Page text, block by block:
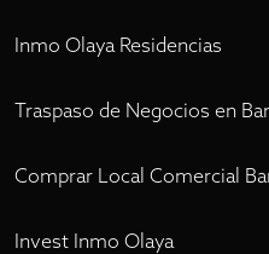
Inmo Olaya Residencias
Traspaso de Negocios en
Comprar Local Comercial
Invest Inmo Olaya